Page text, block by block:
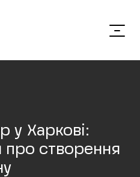
у Харкові:
про створення